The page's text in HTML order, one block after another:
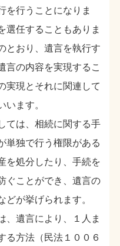
を行うことになりま
選任することもありま
とおり、遺言を執行す
言の内容を実現するこ
実現とそれに関連して
います。
ては、相続に関する手
単独で行う権限がある
を処分したり、手続を
ぐことができ、遺言の
どが挙げられます。
、遺言により、１人ま
る方法（民法１００６